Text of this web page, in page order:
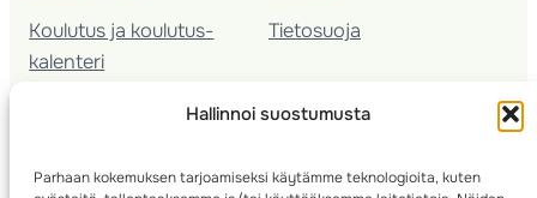
Hallinnoi suostumusta
Parhaan kokemuksen tarjoamiseksi käytämme teknologioita, kuten
Koulutus ja koulutus­
kalenteri
Seura­kehittäminen
Kartoitus
Tietosuoja